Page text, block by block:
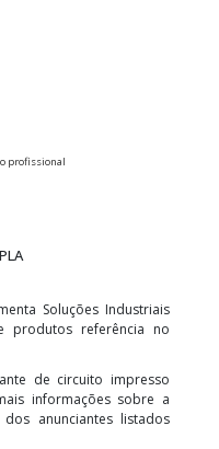
profissional
Soluções Industriais
produtos referência no
de circuito impresso
informações sobre a
anunciantes listados